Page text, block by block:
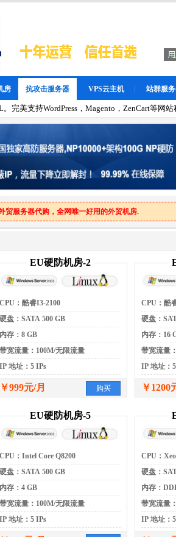
房 抗攻击服务器 VPS云主机 站群服
完美支持WordPress，Magento，ZenCart等网站
贸服务器代购，全网唯一好用的外贸机房.
EU硬防机房-2
CPU：酷睿I3-2100
硬盘：SATA 500 GB
内存：8 GB
带宽流量：100M/无限流量
IP 地址：5 IPs
￥999元/月 购买
CPU：酷
硬盘：
内存：16
带宽流量
IP 地址：
￥1200
EU硬防机房-5
CPU：Intel Core Q8200
硬盘：SATA 500 GB
内存：4 GB
带宽流量：100M/无限流量
IP 地址：5 IPs
CPU：
硬盘：
内存：
带宽流量
IP 地址：